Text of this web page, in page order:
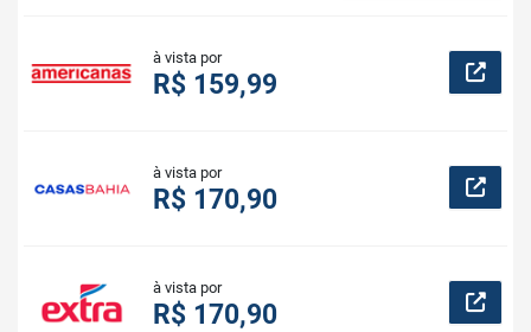
à vista por
R$ 159,99
à vista por
R$ 170,90
à vista por
R$ 170,90